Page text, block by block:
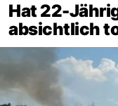
Hat 22-
absichtlich